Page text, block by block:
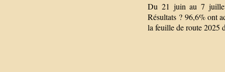
Du 21 juin au 7
Résultats ? 96,6% ont
la feuille de route 2025